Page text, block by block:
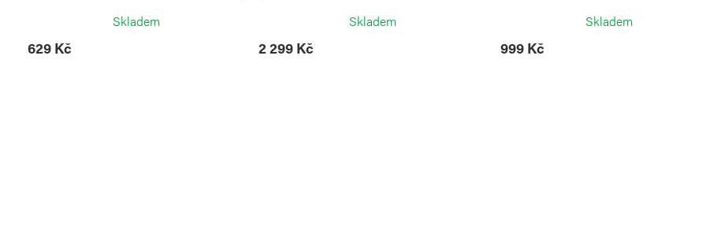
Skladem
629 Kč
Skladem
2 299 Kč
Skladem
999 Kč